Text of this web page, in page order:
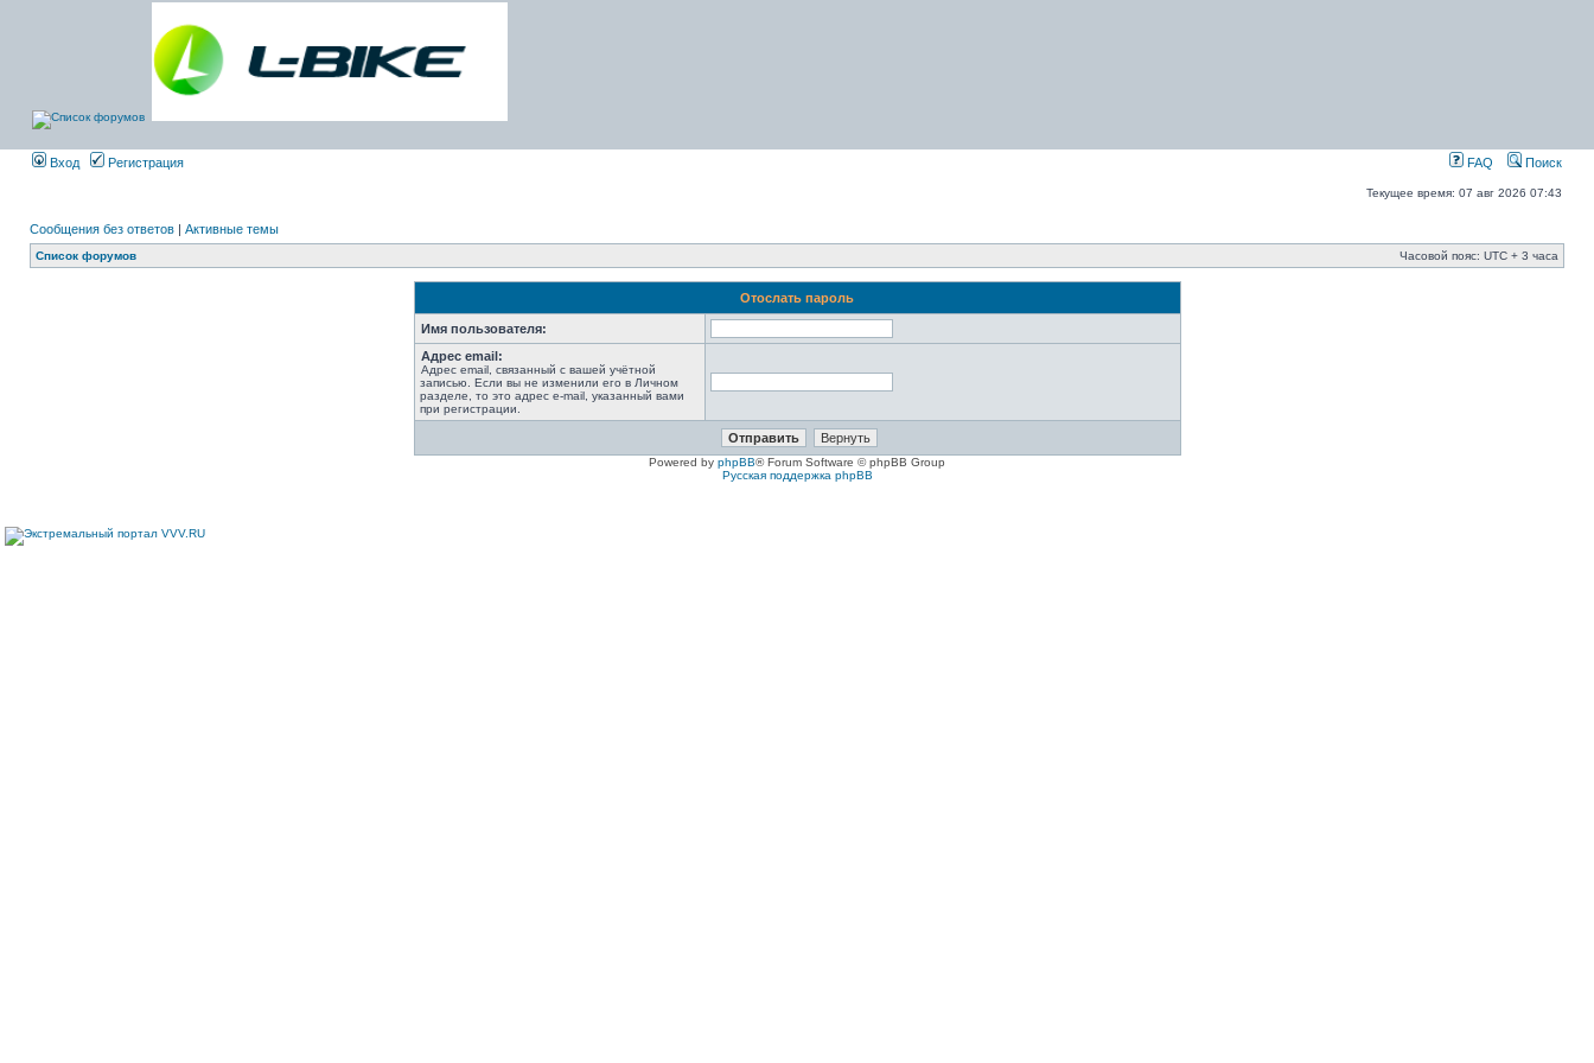
Вход Регистрация FAQ Поиск
Текущее время: 07 авг 2026 07:43
Сообщения без ответов | Активные темы
Список форумов Часовой пояс: UTC + 3 часа
Отослать пароль
Имя пользователя:
Адрес email:
Адрес email, связанный с вашей учётной
записью. Если вы не изменили его в Личном
разделе, то это адрес e-mail, указанный вами
при регистрации.
Powered by phpBB® Forum Software © phpBB Group
Русская поддержка phpBB